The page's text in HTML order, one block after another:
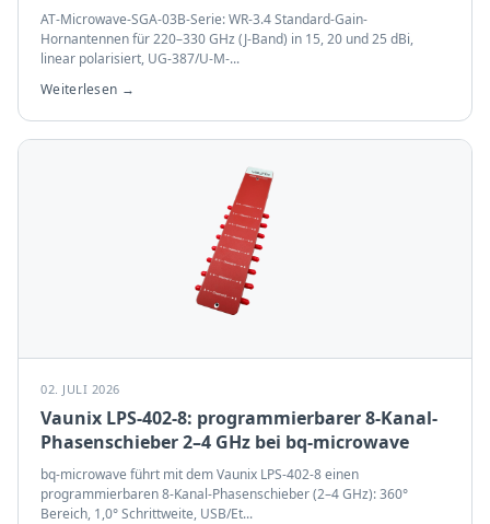
AT-Microwave-SGA-03B-Serie: WR-3.4 Standard-Gain-
Hornantennen für 220–330 GHz (J-Band) in 15, 20 und 25 dBi,
linear polarisiert, UG-387/U-M-...
Weiterlesen →
02. JULI 2026
Vaunix LPS-402-8: programmierbarer 8-Kanal-
Phasenschieber 2–4 GHz bei bq-microwave
bq-microwave führt mit dem Vaunix LPS-402-8 einen
programmierbaren 8-Kanal-Phasenschieber (2–4 GHz): 360°
Bereich, 1,0° Schrittweite, USB/Et...